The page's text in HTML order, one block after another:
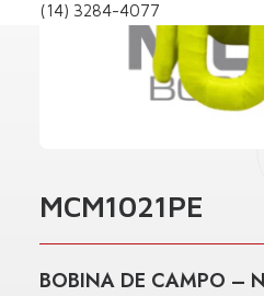
(14) 3284-4077
MCM1021PE
BOBINA DE CAMPO –